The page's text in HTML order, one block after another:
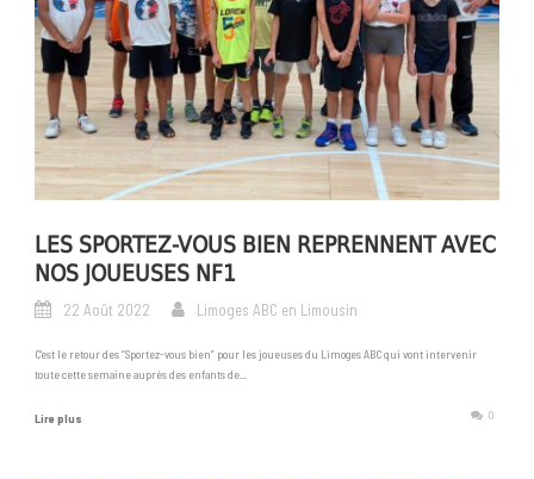
LES SPORTEZ-VOUS BIEN REPRENNENT AVEC
NOS JOUEUSES NF1
22 Août 2022 Limoges ABC en Limousin
C’est le retour des “Sportez-vous bien” pour les joueuses du Limoges ABC qui vont intervenir
toute cette semaine auprès des enfants de...
Lire plus 0